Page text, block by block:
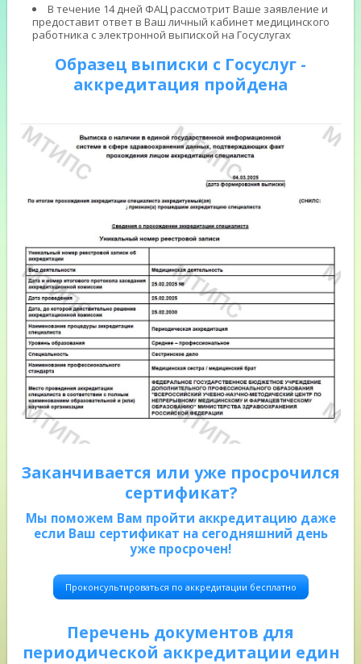
В течение 14 дней ФАЦ рассмотрит Ваше заявление и
предоставит ответ в Ваш личный кабинет медицинского
работника с электронной выпиской на Госуслугах
Образец выписки с Госуслуг -
аккредитация пройдена
Заканчивается или уже просрочился
сертификат?
Мы поможем Вам пройти аккредитацию даже
если Ваш сертификат на сегодняшний день
уже просрочен!
Проконсультироваться по аккредитации бесплатно
Перечень документов для
периодической аккредитации един